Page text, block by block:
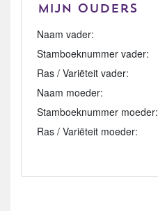
Mijn Ouders
Naam vader:
Stamboeknummer vader:
Ras / Variëteit vader:
Naam moeder:
Stamboeknummer moeder:
Ras / Variëteit moeder: